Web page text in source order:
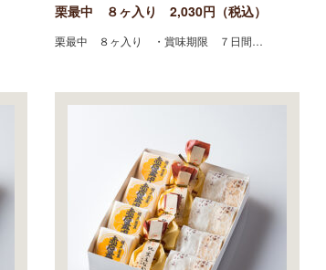
栗最中 ８ヶ入り 2,030円（税込）
栗最中 ８ヶ入り ・賞味期限 ７日間…